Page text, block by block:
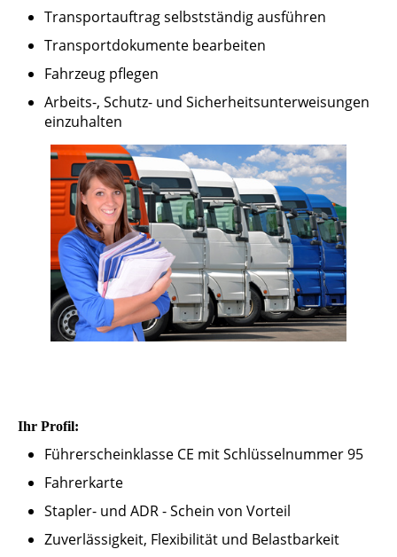
Transportauftrag selbstständig ausführen
Transportdokumente bearbeiten
Fahrzeug pflegen
Arbeits-, Schutz- und Sicherheitsunterweisungen
einzuhalten
Ihr Profil:
Führerscheinklasse CE mit Schlüsselnummer 95
Fahrerkarte
Stapler- und ADR - Schein von Vorteil
Zuverlässigkeit, Flexibilität und Belastbarkeit